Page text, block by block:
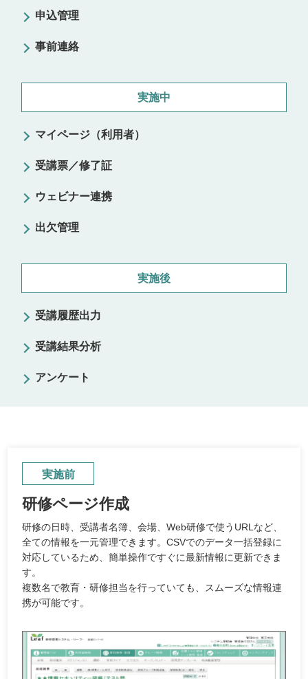
申込管理
事前連絡
実施中
マイページ（利用者）
受講票／修了証
ウェビナー連携
出欠管理
実施後
受講履歴出力
受講結果分析
アンケート
実施前
研修ページ作成
研修の日時、受講者名簿、会場、Web研修で使うURLなど、
全ての情報を一元管理できます。CSVでのデータ一括登録に
対応しているため、簡単操作ですぐに最新情報に更新できま
す。
複数名で教育・研修担当を行っていても、スムーズな情報連
携が可能です。